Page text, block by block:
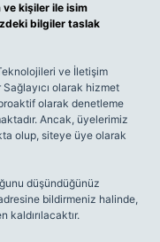
ve kişiler ile isim
bilgiler taslak
ve İletişim
olarak hizmet
olarak denetleme
Ancak, üyelerimiz
olup, siteye üye olarak
düşündüğünüz
bildirmeniz halinde,